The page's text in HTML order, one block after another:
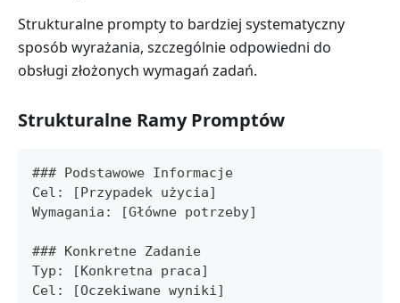
Strukturalne prompty to bardziej systematyczny
sposób wyrażania, szczególnie odpowiedni do
obsługi złożonych wymagań zadań.
Strukturalne Ramy Promptów
### Podstawowe Informacje
Cel: [Przypadek użycia]
Wymagania: [Główne potrzeby]
### Konkretne Zadanie
Typ: [Konkretna praca]
Cel: [Oczekiwane wyniki]